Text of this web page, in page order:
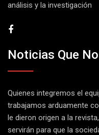
análisis y la investigación
Noticias Que
Quienes integremos el
trabajamos arduamente
le dieron origen a la
servirán para que la